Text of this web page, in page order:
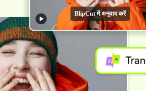
AI字幕生
自动生成AI
YouTube
智能生成
BlipCut में अनुवाद करें